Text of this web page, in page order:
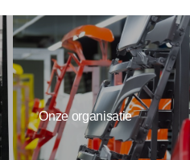
Onze organisatie